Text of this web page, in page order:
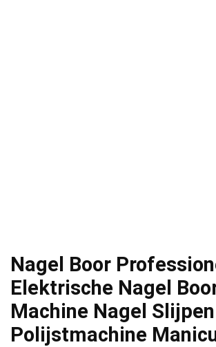
Nagel Boor
Elektrische Nagel
Machine Nagel Slijpen
Polijstmachine